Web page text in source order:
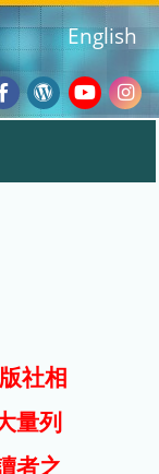
Wordpress
English
社相
量列
者之